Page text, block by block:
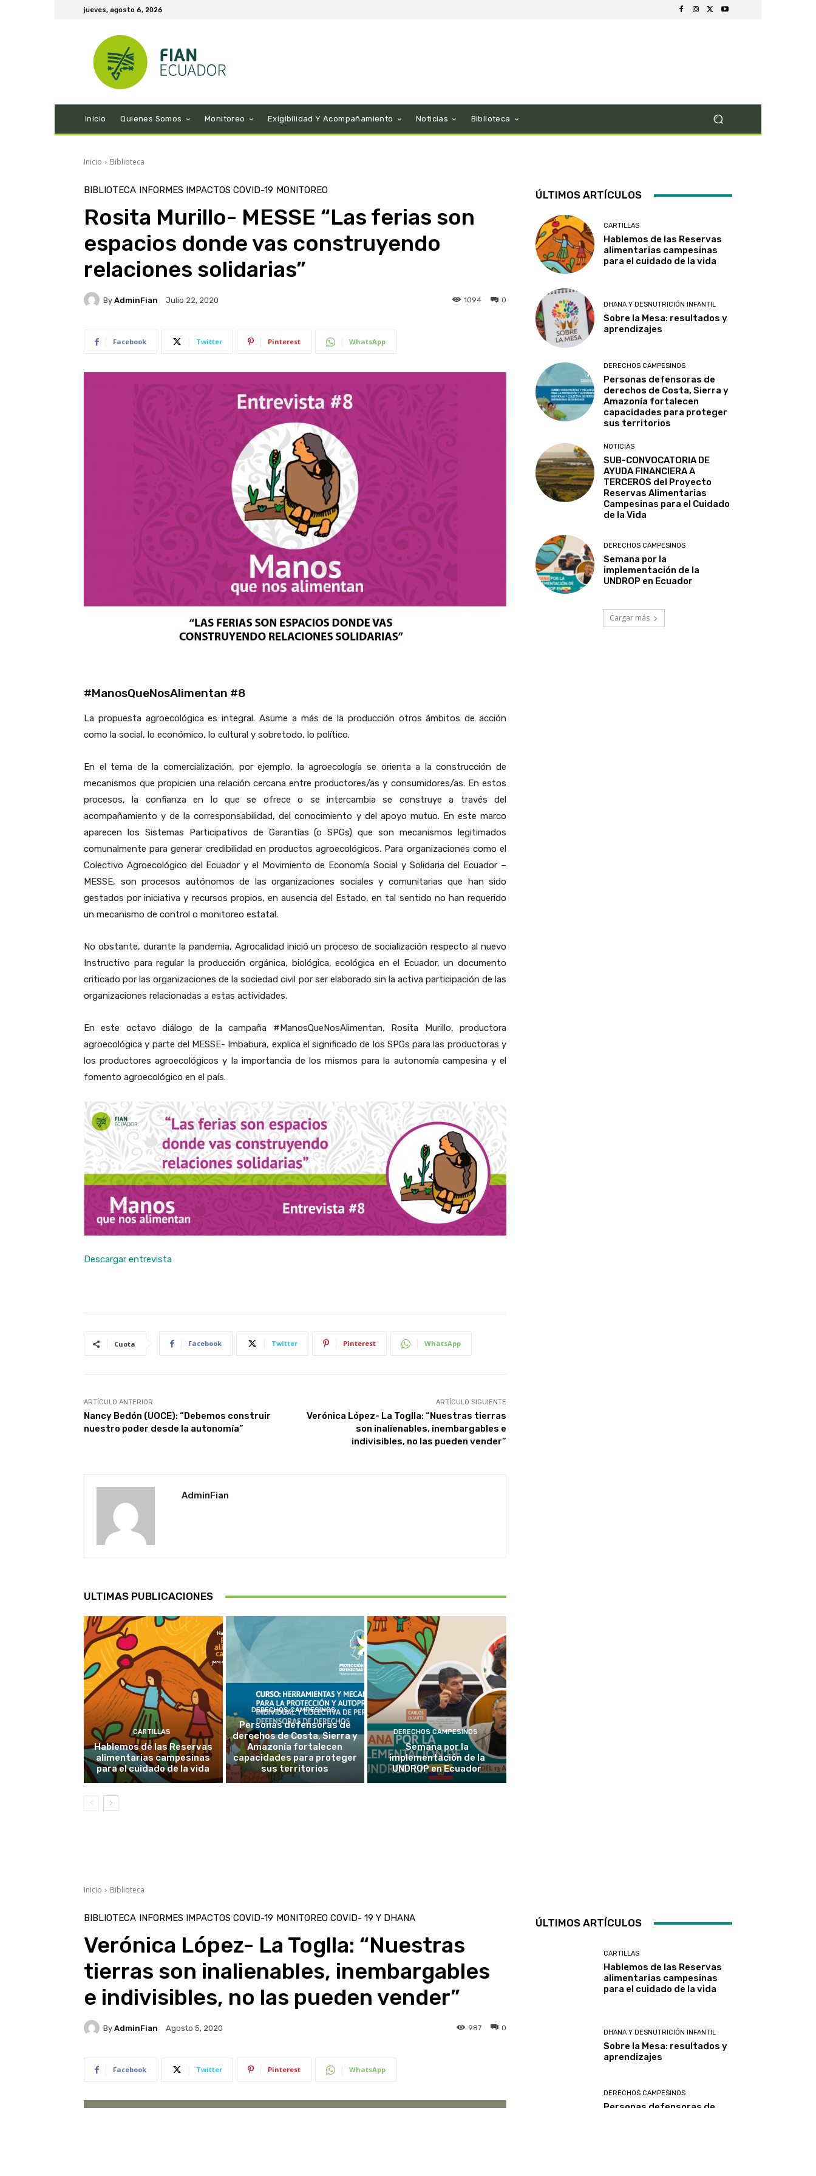
jueves, agosto 6, 2026
Inicio Quienes Somos Monitoreo Exigibilidad Y Acompañamiento Noticias Biblioteca
Inicio Biblioteca
BIBLIOTECA INFORMES IMPACTOS COVID-19 MONITOREO
Rosita Murillo- MESSE “Las ferias son
espacios donde vas construyendo
relaciones solidarias”
By AdminFian Julio 22, 2020 0
1094
Facebook Twitter Pinterest WhatsApp
#ManosQueNosAlimentan #8
La propuesta agroecológica es integral. Asume a más de la producción otros ámbitos de acción
como la social, lo económico, lo cultural y sobretodo, lo político.
En el tema de la comercialización, por ejemplo, la agroecología se orienta a la construcción de
mecanismos que propicien una relación cercana entre productores/as y consumidores/as. En estos
procesos, la confianza en lo que se ofrece o se intercambia se construye a través del
acompañamiento y de la corresponsabilidad, del conocimiento y del apoyo mutuo. En este marco
aparecen los Sistemas Participativos de Garantías (o SPGs) que son mecanismos legitimados
comunalmente para generar credibilidad en productos agroecológicos. Para organizaciones como el
Colectivo Agroecológico del Ecuador y el Movimiento de Economía Social y Solidaria del Ecuador –
MESSE, son procesos autónomos de las organizaciones sociales y comunitarias que han sido
gestados por iniciativa y recursos propios, en ausencia del Estado, en tal sentido no han requerido
un mecanismo de control o monitoreo estatal.
No obstante, durante la pandemia, Agrocalidad inició un proceso de socialización respecto al nuevo
Instructivo para regular la producción orgánica, biológica, ecológica en el Ecuador, un documento
criticado por las organizaciones de la sociedad civil por ser elaborado sin la activa participación de las
organizaciones relacionadas a estas actividades.
En este octavo diálogo de la campaña #ManosQueNosAlimentan, Rosita Murillo, productora
agroecológica y parte del MESSE- Imbabura, explica el significado de los SPGs para las productoras y
los productores agroecológicos y la importancia de los mismos para la autonomía campesina y el
fomento agroecológico en el país.
Descargar entrevista
Cuota Facebook Twitter Pinterest WhatsApp
ARTÍCULO ANTERIOR
Nancy Bedón (UOCE): “Debemos construir
nuestro poder desde la autonomía”
ARTÍCULO SIGUIENTE
Verónica López- La Toglla: “Nuestras tierras
son inalienables, inembargables e
indivisibles, no las pueden vender”
AdminFian
ULTIMAS PUBLICACIONES
CARTILLAS
Hablemos de las Reservas
alimentarias campesinas
para el cuidado de la vida
DERECHOS CAMPESINOS
Personas defensoras de
derechos de Costa, Sierra y
Amazonía fortalecen
capacidades para proteger
sus territorios
DERECHOS CAMPESINOS
Semana por la
implementación de la
UNDROP en Ecuador
ÚLTIMOS ARTÍCULOS
CARTILLAS
Hablemos de las Reservas
alimentarias campesinas
para el cuidado de la vida
DHANA Y DESNUTRICIÓN INFANTIL
Sobre la Mesa: resultados y
aprendizajes
DERECHOS CAMPESINOS
Personas defensoras de
derechos de Costa, Sierra y
Amazonía fortalecen
capacidades para proteger
sus territorios
NOTICIAS
SUB-CONVOCATORIA DE
AYUDA FINANCIERA A
TERCEROS del Proyecto
Reservas Alimentarias
Campesinas para el Cuidado
de la Vida
DERECHOS CAMPESINOS
Semana por la
implementación de la
UNDROP en Ecuador
Cargar más